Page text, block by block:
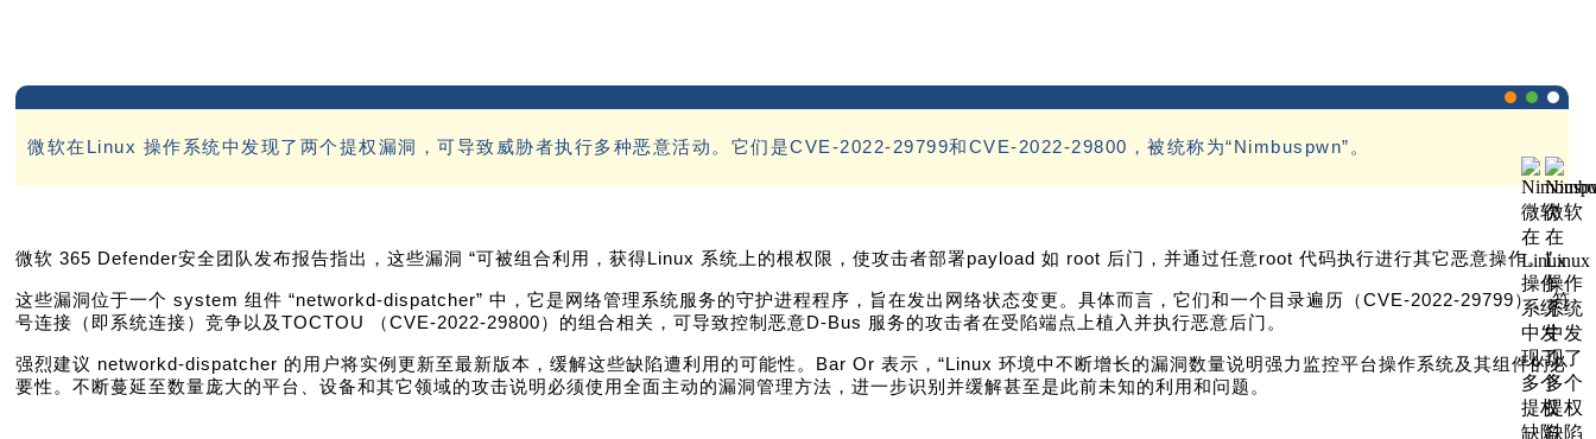
微软在Linux 操作系统中发现了两个提权漏洞，可导致威胁者执行多种恶意活动。它们是CVE-2022-29799和CVE-2022-29800，被统称为“Nimbuspwn”。
微软 365 Defender安全团队发布报告指出，这些漏洞 “可被组合利用，获得Linux 系统上的根权限，使攻击者部署payload 如 root 后门，并通过任意root 代码执行进行其它恶意操作。”
这些漏洞位于一个 system 组件 “networkd-dispatcher” 中，它是网络管理系统服务的守护进程程序，旨在发出网络状态变更。具体而言，它们和一个目录遍历（CVE-2022-29799）、符
号连接（即系统连接）竞争以及TOCTOU （CVE-2022-29800）的组合相关，可导致控制恶意D-Bus 服务的攻击者在受陷端点上植入并执行恶意后门。
强烈建议 networkd-dispatcher 的用户将实例更新至最新版本，缓解这些缺陷遭利用的可能性。Bar Or 表示，“Linux 环境中不断增长的漏洞数量说明强力监控平台操作系统及其组件的必
要性。不断蔓延至数量庞大的平台、设备和其它领域的攻击说明必须使用全面主动的漏洞管理方法，进一步识别并缓解甚至是此前未知的利用和问题。